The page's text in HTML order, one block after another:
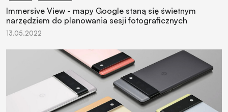
Immersive View - mapy Google staną się świetnym
narzędziem do planowania sesji fotograficznych
13.05.2022